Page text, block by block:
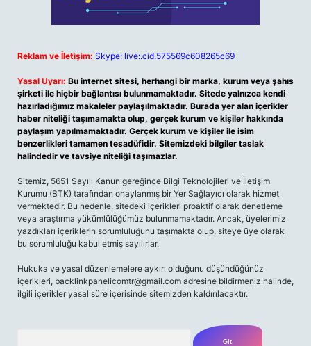
Reklam ve İletişim: Skype: live:.cid.575569c608265c69
Yasal Uyarı: Bu internet sitesi, herhangi bir marka, kurum veya şahıs
şirketi ile hiçbir bağlantısı bulunmamaktadır. Sitede yalnızca kendi
hazırladığımız makaleler paylaşılmaktadır. Burada yer alan içerikler
haber niteliği taşımamakta olup, gerçek kurum ve kişiler hakkında
paylaşım yapılmamaktadır. Gerçek kurum ve kişiler ile isim
benzerlikleri tamamen tesadüfidir. Sitemizdeki bilgiler taslak
halindedir ve tavsiye niteliği taşımazlar.
Sitemiz, 5651 Sayılı Kanun gereğince Bilgi Teknolojileri ve İletişim
Kurumu (BTK) tarafından onaylanmış bir Yer Sağlayıcı olarak hizmet
vermektedir. Bu nedenle, sitedeki içerikleri proaktif olarak denetleme
veya araştırma yükümlülüğümüz bulunmamaktadır. Ancak, üyelerimiz
yazdıkları içeriklerin sorumluluğunu taşımakta olup, siteye üye olarak
bu sorumluluğu kabul etmiş sayılırlar.
Hukuka ve yasal düzenlemelere aykırı olduğunu düşündüğünüz
içerikleri, backlinkpanelicomtr@gmail.com adresine bildirmeniz halinde,
ilgili içerikler yasal süre içerisinde sitemizden kaldırılacaktır.